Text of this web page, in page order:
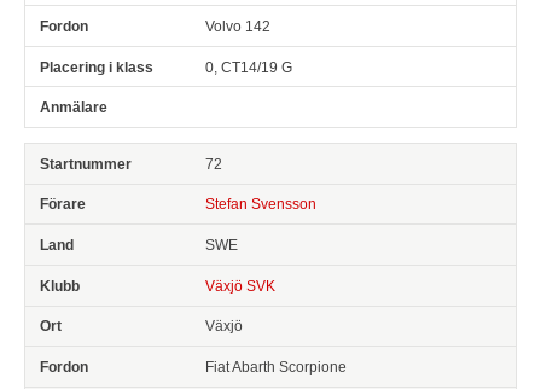
Volvo 142
0, CT14/19 G
72
Stefan Svensson
SWE
Växjö SVK
Växjö
Fiat Abarth Scorpione